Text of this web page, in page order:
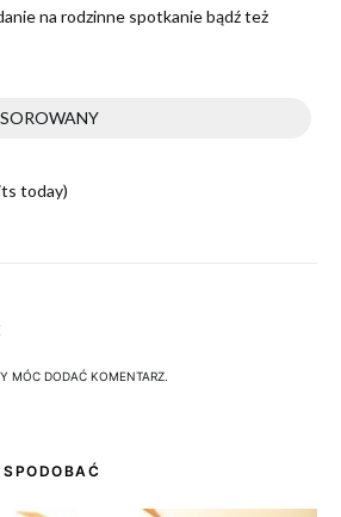
na rodzinne spotkanie bądź też
today)
MÓC DODAĆ KOMENTARZ.